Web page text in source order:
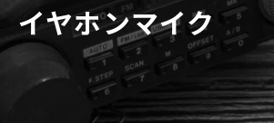
イヤホンマイク